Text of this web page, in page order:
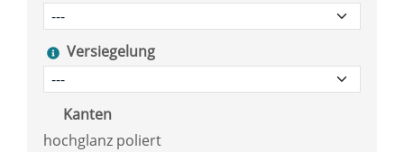
Versiegelung
Kanten
hochglanz poliert